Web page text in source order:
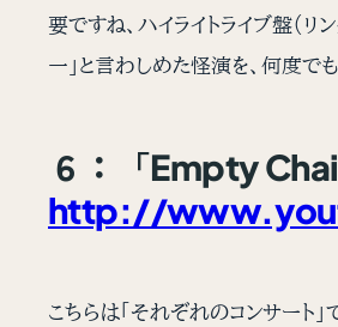
要ですね、ハイライトライブ盤（
一」と言わしめた怪演を、何度で
６：「Empty
http://
こちらは「それぞれのコンサート